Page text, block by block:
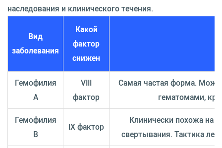
наследования и клинического течения.
Вид
заболевания
Какой
фактор
снижен
Гемофилия
A
VIII
фактор
Самая частая форма.
гематомами,
Гемофилия
B
IX фактор
Клинически похожа на
свертывания. Тактика